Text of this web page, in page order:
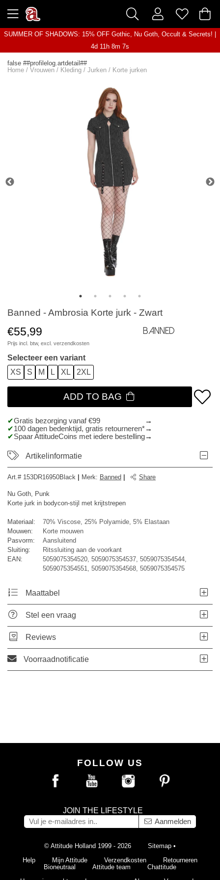
SUMMER OF SHADOWS: 15% OFF Gothic, Nu Goth, Occult & Secrets! |
4d 11h 8m 6s
false ##profilelog.artdetail##
Home / Vrouwen / Kleding / Jurken / Korte jurken
Banned - Ambrosia Korte jurk - Zwart
€55,99
Prijs incl. btw, excl. verzendkosten
Banned
Selecteer een variant
XS
S M L XL 2XL
ADD TO BAG
Gratis bezorging vanaf €99
100 dagen bedenktijd, gratis retourneren*
Spaar AttitudeCoins met iedere bestelling
Artikelinformatie
Art.# 153DR16950Black Merk: Banned Share
Nu Goth, Punk
Korte jurk in bodycon-stijl met krijtstrepen
Materiaal:
70% Viscose, 25% Polyamide, 5% Elastaan
Mouwen:
Korte mouwen
Pasvorm:
Aansluitend
Sluiting:
Ritssluiting aan de voorkant
EAN:
5059075354520, 5059075354537, 5059075354544,
5059075354551, 5059075354568, 5059075354575
Maattabel
Stel een vraag
Reviews
Voorraadnotificatie
FOLLOW US
JOIN THE LIFESTYLE
Aanmelden
© Attitude Holland 1999 - 2026 Sitemap •
Help
Mijn Attitude Verzendkosten
Retourneren
Bioneutraal
Attitude team
Chattitude